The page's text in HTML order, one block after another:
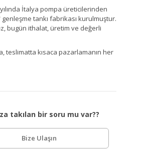
İtalya pompa üreticilerinden
genleşme tankı fabrikası kurulmuştur.
bugün ithalat, üretim ve değerli
teslimatta kısaca pazarlamanın her
takılan bir soru mu var??
Bize Ulaşın